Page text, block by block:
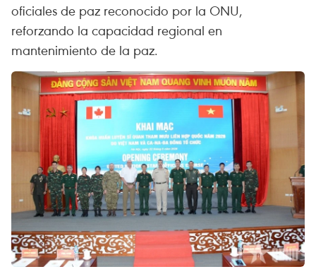
oficiales de paz reconocido por la ONU,
reforzando la capacidad regional en
mantenimiento de la paz.